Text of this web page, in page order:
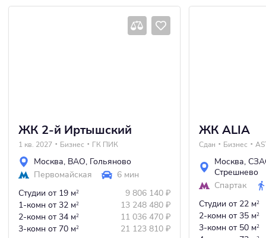
ЖК 2-й Иртышский
1 кв. 2027 Бизнес ГК ПИК
Москва, ВАО, Гольяново
Первомайская
6 мин
Студии от 19 м2 9 806 140 ₽
1-комн от 32 м2 13 248 480 ₽
2-комн от 34 м2 11 036 470 ₽
3-комн от 70 м2 21 123 810 ₽
ЖК ALIA
Сдан Бизнес
Москва,
Стрешнево
Спартак
Студии от 22 м2
2-комн от 35 м2
3-комн от 50 м2